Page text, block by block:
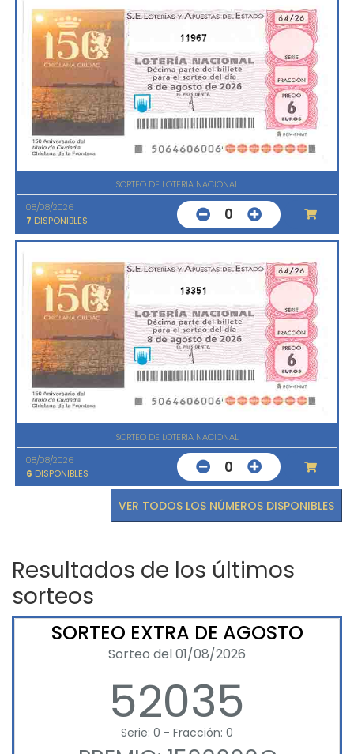
11967
SORTEO DE LOTERIA NACIONAL
08/08/2026
7 DISPONIBLES 0
13351
SORTEO DE LOTERIA NACIONAL
08/08/2026
6 DISPONIBLES 0
VER TODOS LOS NÚMEROS DISPONIBLES
Resultados de los últimos
sorteos
SORTEO EXTRA DE AGOSTO
Sorteo del 01/08/2026
52035
Serie: 0 - Fracción: 0